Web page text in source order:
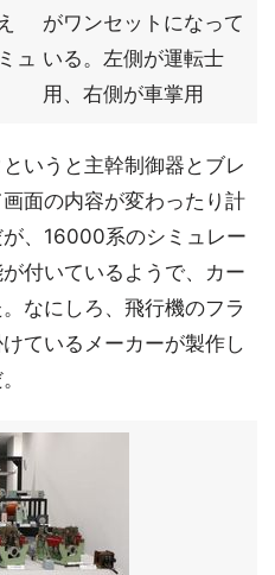
ュ
がワンセットになって
いる。左側が運転士
用、右側が車掌用
いうと主幹制御器とブレ
面の内容が変わったり計
、16000系のシミュレー
付いているようで、カー
なにしろ、飛行機のフラ
ているメーカーが製作し